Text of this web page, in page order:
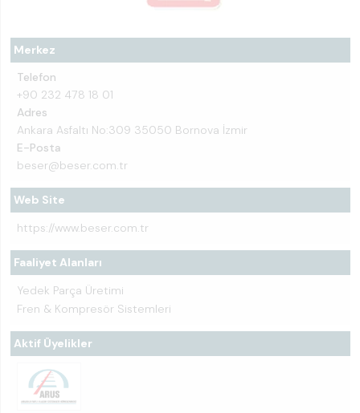
Merkez
Telefon
+90 232 478 18 01
Adres
Ankara Asfaltı No:309 35050 Bornova İzmir
E-Posta
beser@beser.com.tr
Web Site
https://www.beser.com.tr
Faaliyet Alanları
Yedek Parça Üretimi
Fren & Kompresör Sistemleri
Aktif Üyelikler